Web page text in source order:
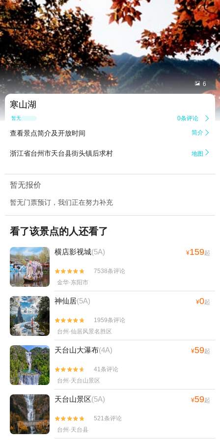
 6
寒山湖
暂无点评 0条评论 
查看景点简介及开放时间 简介 
浙江省台州市天台县街头镇后求村 地图 
暂无报价
暂无门票预订，我们正在努力补充
看了该景点的人还看了
横店影视城(5A) ¥159起


7538条评论
金华·东阳市
神仙居(5A) ¥0起


1959条评论
台州·仙居风景名胜区
天台山大瀑布(4A) ¥59起


41条评论
台州·天台山景区
天台山景区(5A) ¥59起


521条评论
台州·天台县
